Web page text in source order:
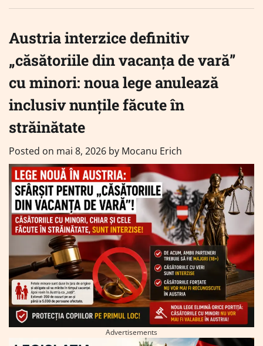
Austria interzice definitiv
„căsătoriile din vacanța de vară”
cu minori: noua lege anulează
inclusiv nunțile făcute în
străinătate
Posted on mai 8, 2026 by Mocanu Erich
Advertisements